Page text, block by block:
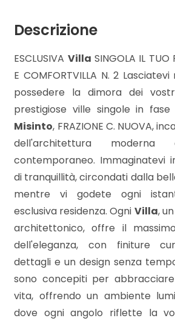
Descrizione
ESCLUSIVA Villa SINGOLA IL TUO
E COMFORTVILLA N. 2
possedere la dimora dei
prestigiose ville singole in
Misinto, FRAZIONE C. NUOVA,
dell'architettura
contemporaneo. Immaginatevi
di tranquillità, circondati dalla
mentre vi godete ogni
esclusiva residenza. Ogni Villa,
architettonico, offre il
dell'eleganza, con finiture
dettagli e un design senza
sono concepiti per
vita, offrendo un ambiente
dove ogni angolo riflette la
Totale
mq
Locali
minimi